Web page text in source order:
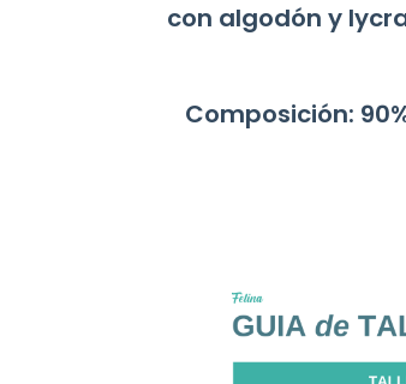
con algodón y
Composición: